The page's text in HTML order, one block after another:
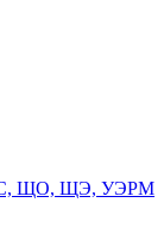
ЩО, ЩЭ, УЭРМ